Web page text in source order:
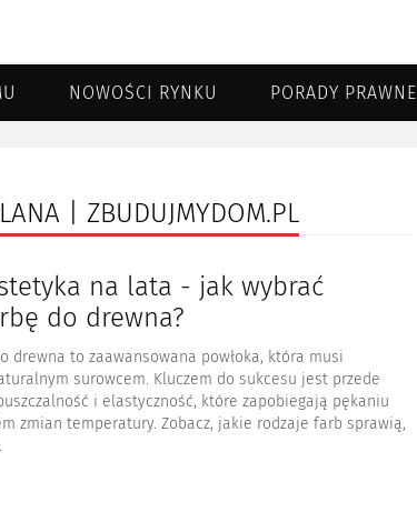
NOWOŚCI RYNKU PORADY PRAWNE
| ZBUDUJMYDOM.PL
na lata - jak wybrać
do drewna?
drewna to zaawansowana powłoka, która musi
surowcem. Kluczem do sukcesu jest przede
i elastyczność, które zapobiegają pękaniu
zmian temperatury. Zobacz, jakie rodzaje farb sprawią,